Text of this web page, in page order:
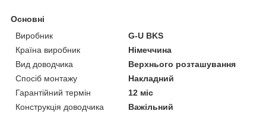
Основні
Виробник
G-U BKS
Країна виробник
Німеччина
Вид доводчика
Верхнього розташування
Спосіб монтажу
Накладний
Гарантійний термін
12 міс
Конструкція доводчика
Важільний